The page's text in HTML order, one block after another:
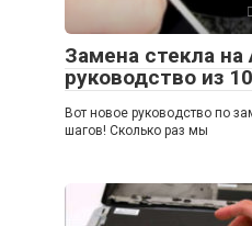
Замена стекла
руководство из
Вот новое руководство по
шагов! Сколько раз мы